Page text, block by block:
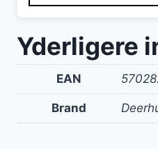
Yderligere
EAN
Brand